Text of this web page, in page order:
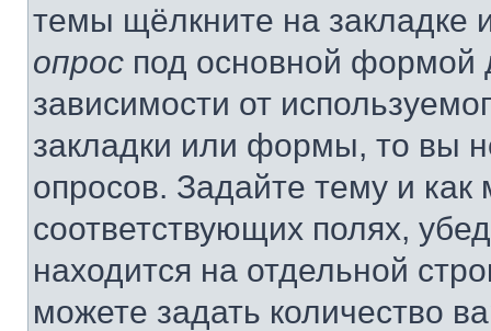
темы щёлкните на
опрос под основной формой
зависимости от
закладки или формы, то вы
опросов. Задайте тему и
соответствующих полях,
находится на отдельной
можете задать количество